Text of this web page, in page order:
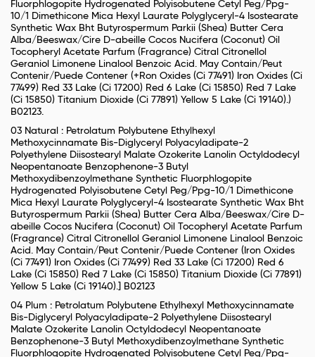
Fluorphlogopite Hydrogenated Polyisobutene Cetyl Peg/Ppg-
10/1 Dimethicone Mica Hexyl Laurate Polyglyceryl-4 Isostearate
Synthetic Wax Bht Butyrospermum Parkii (Shea) Butter Cera
Alba/Beeswax/Cire D-abeille Cocos Nucifera (Coconut) Oil
Tocopheryl Acetate Parfum (Fragrance) Citral Citronellol
Geraniol Limonene Linalool Benzoic Acid. May Contain/Peut
Contenir/Puede Contener (+Ron Oxides (Ci 77491) Iron Oxides (Ci
77499) Red 33 Lake (Ci 17200) Red 6 Lake (Ci 15850) Red 7 Lake
(Ci 15850) Titanium Dioxide (Ci 77891) Yellow 5 Lake (Ci 19140).)
B02123.
03 Natural : Petrolatum Polybutene Ethylhexyl
Methoxycinnamate Bis-Diglyceryl Polyacyladipate-2
Polyethylene Diisostearyl Malate Ozokerite Lanolin Octyldodecyl
Neopentanoate Benzophenone-3 Butyl
Methoxydibenzoylmethane Synthetic Fluorphlogopite
Hydrogenated Polyisobutene Cetyl Peg/Ppg-10/1 Dimethicone
Mica Hexyl Laurate Polyglyceryl-4 Isostearate Synthetic Wax Bht
Butyrospermum Parkii (Shea) Butter Cera Alba/Beeswax/Cire D-
abeille Cocos Nucifera (Coconut) Oil Tocopheryl Acetate Parfum
(Fragrance) Citral Citronellol Geraniol Limonene Linalool Benzoic
Acid. May Contain/Peut Contenir/Puede Contener (Iron Oxides
(Ci 77491) Iron Oxides (Ci 77499) Red 33 Lake (Ci 17200) Red 6
Lake (Ci 15850) Red 7 Lake (Ci 15850) Titanium Dioxide (Ci 77891)
Yellow 5 Lake (Ci 19140).] B02123
04 Plum : Petrolatum Polybutene Ethylhexyl Methoxycinnamate
Bis-Diglyceryl Polyacyladipate-2 Polyethylene Diisostearyl
Malate Ozokerite Lanolin Octyldodecyl Neopentanoate
Benzophenone-3 Butyl Methoxydibenzoylmethane Synthetic
Fluorphlogopite Hydrogenated Polyisobutene Cetyl Peg/Ppg-